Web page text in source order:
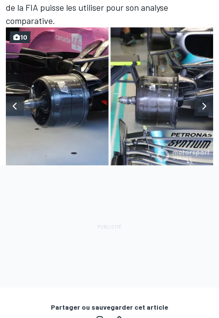
de la FIA puisse les utiliser pour son analyse
comparative.
10
Partager ou sauvegarder cet article